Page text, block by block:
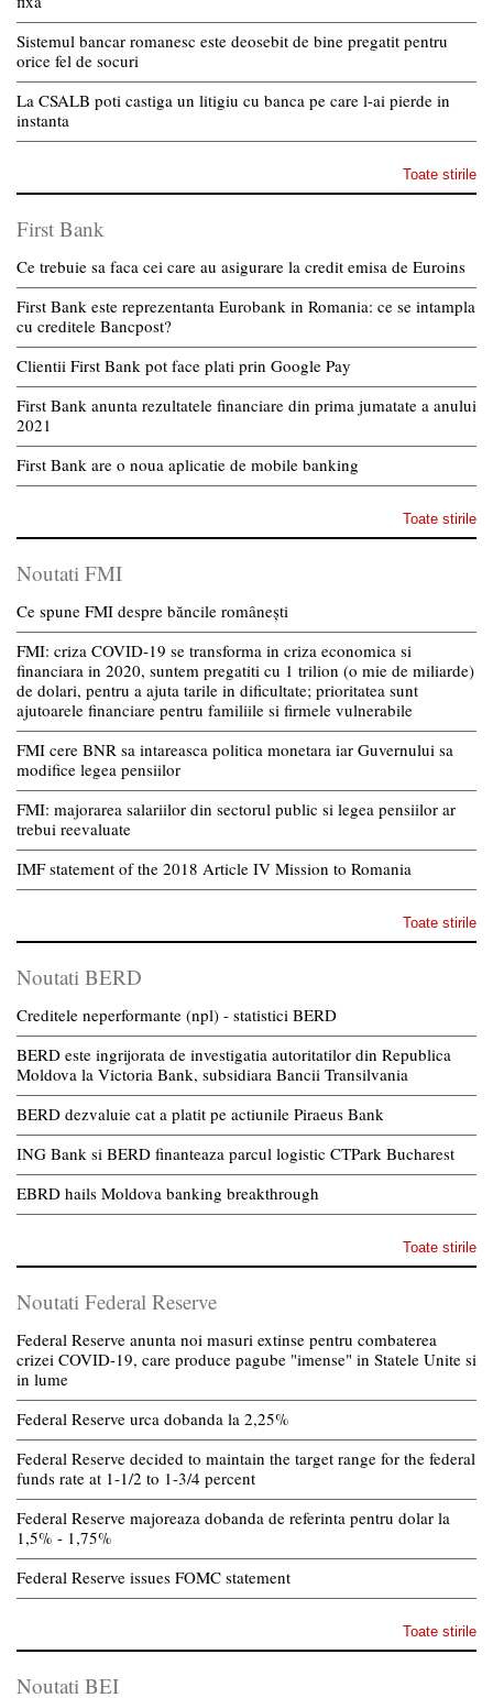
Sistemul bancar romanesc este deosebit de bine pregatit pentru
orice fel de socuri
La CSALB poti castiga un litigiu cu banca pe care l-ai pierde in
instanta
Toate stirile
First Bank
Ce trebuie sa faca cei care au asigurare la credit emisa de Euroins
First Bank este reprezentanta Eurobank in Romania: ce se intampla
cu creditele Bancpost?
Clientii First Bank pot face plati prin Google Pay
First Bank anunta rezultatele financiare din prima jumatate a anului
2021
First Bank are o noua aplicatie de mobile banking
Toate stirile
Noutati FMI
Ce spune FMI despre băncile românești
FMI: criza COVID-19 se transforma in criza economica si
financiara in 2020, suntem pregatiti cu 1 trilion (o mie de miliarde)
de dolari, pentru a ajuta tarile in dificultate; prioritatea sunt
ajutoarele financiare pentru familiile si firmele vulnerabile
FMI cere BNR sa intareasca politica monetara iar Guvernului sa
modifice legea pensiilor
FMI: majorarea salariilor din sectorul public si legea pensiilor ar
trebui reevaluate
IMF statement of the 2018 Article IV Mission to Romania
Toate stirile
Noutati BERD
Creditele neperformante (npl) - statistici BERD
BERD este ingrijorata de investigatia autoritatilor din Republica
Moldova la Victoria Bank, subsidiara Bancii Transilvania
BERD dezvaluie cat a platit pe actiunile Piraeus Bank
ING Bank si BERD finanteaza parcul logistic CTPark Bucharest
EBRD hails Moldova banking breakthrough
Toate stirile
Noutati Federal Reserve
Federal Reserve anunta noi masuri extinse pentru combaterea
crizei COVID-19, care produce pagube "imense" in Statele Unite si
in lume
Federal Reserve urca dobanda la 2,25%
Federal Reserve decided to maintain the target range for the federal
funds rate at 1-1/2 to 1-3/4 percent
Federal Reserve majoreaza dobanda de referinta pentru dolar la
1,5% - 1,75%
Federal Reserve issues FOMC statement
Toate stirile
Noutati BEI